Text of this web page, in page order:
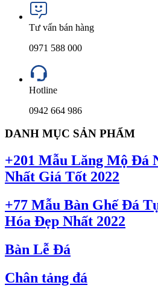
Tư vấn bán hàng
0971 588 000
Hotline
0942 664 986
DANH MỤC SẢN PHẨM
+201 Mẫu Lăng Mộ Đá
Nhất Giá Tốt 2022
+77 Mẫu Bàn Ghế Đá
Hóa Đẹp Nhất 2022
Bàn Lễ Đá
Chân tảng đá